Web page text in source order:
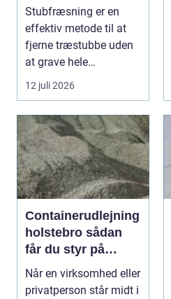
Stubfræsning er en
effektiv metode til at
fjerne træstubbe uden
at grave hele
rodsystemet op.
Metode...
12 juli 2026
Containerudlejning
holstebro sådan
får du styr på
affald og materialer
Når en virksomhed eller
privatperson står midt i